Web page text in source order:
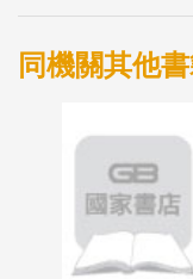
域的中小企業政
務與增進投資」
量」、「建構創
鄉產業及掌握市
援」，並敘明政
中小企業瞭解政
同機關其他